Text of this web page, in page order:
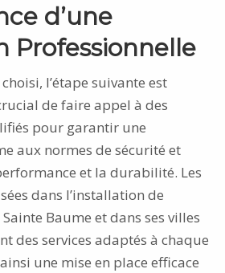
d’une
Professionnelle
l’étape suivante est
de faire appel à des
pour garantir une
aux normes de sécurité et
et la durabilité. Les
dans l’installation de
Baume et dans ses villes
des services adaptés à chaque
une mise en place efficace